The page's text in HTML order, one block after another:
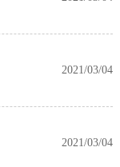
2021/03/04
2021/03/04